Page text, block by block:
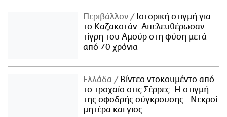
Περιβάλλον
Ιστορική στιγμή για
το Καζακστάν: Απελευθέρωσαν
τίγρη του Αμούρ στη φύση μετά
από 70 χρόνια
Ελλάδα
Βίντεο ντοκουμέντο από
το τροχαίο στις Σέρρες: Η στιγμή
της σφοδρής σύγκρουσης - Νεκροί
μητέρα και γιος